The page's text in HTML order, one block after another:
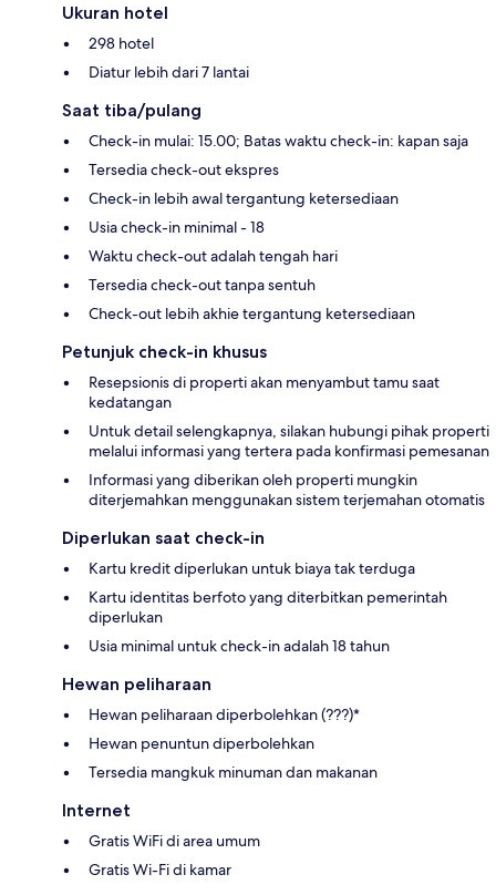
Ukuran hotel
298 hotel
Diatur lebih dari 7 lantai
Saat tiba/pulang
Check-in mulai: 15.00; Batas waktu check-in: kapan saja
Tersedia check-out ekspres
Check-in lebih awal tergantung ketersediaan
Usia check-in minimal - 18
Waktu check-out adalah tengah hari
Tersedia check-out tanpa sentuh
Check-out lebih akhie tergantung ketersediaan
Petunjuk check-in khusus
Resepsionis di properti akan menyambut tamu saat
kedatangan
Untuk detail selengkapnya, silakan hubungi pihak properti
melalui informasi yang tertera pada konfirmasi pemesanan
Informasi yang diberikan oleh properti mungkin
diterjemahkan menggunakan sistem terjemahan otomatis
Diperlukan saat check-in
Kartu kredit diperlukan untuk biaya tak terduga
Kartu identitas berfoto yang diterbitkan pemerintah
diperlukan
Usia minimal untuk check-in adalah 18 tahun
Hewan peliharaan
Hewan peliharaan diperbolehkan (???)*
Hewan penuntun diperbolehkan
Tersedia mangkuk minuman dan makanan
Internet
Gratis WiFi di area umum
Gratis Wi-Fi di kamar